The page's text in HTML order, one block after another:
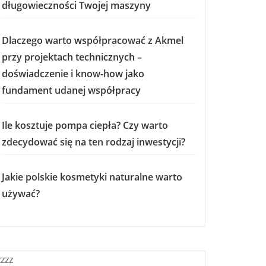
długowieczności Twojej maszyny
Dlaczego warto współpracować z Akmel
przy projektach technicznych –
doświadczenie i know-how jako
fundament udanej współpracy
Ile kosztuje pompa ciepła? Czy warto
zdecydować się na ten rodzaj inwestycji?
Jakie polskie kosmetyki naturalne warto
używać?